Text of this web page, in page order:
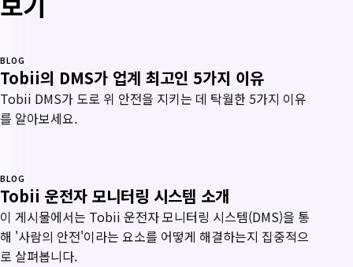
BLOG
Tobii의 DMS가 업계 최고인 5가지 이유
Tobii DMS가 도로 위 안전을 지키는 데 탁월한 5가지 이유
를 알아보세요.
BLOG
Tobii 운전자 모니터링 시스템 소개
이 게시물에서는 Tobii 운전자 모니터링 시스템(DMS)을 통
해 '사람의 안전'이라는 요소를 어떻게 해결하는지 집중적으
로 살펴봅니다.